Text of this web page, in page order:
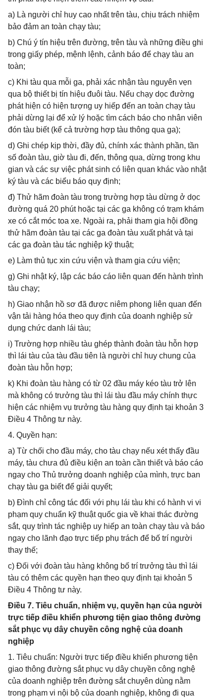
a) Là người chỉ huy cao nhất trên tàu, chịu trách nhiệm
bảo đảm an toàn chạy tàu;
b) Chú ý tín hiệu trên đường, trên tàu và những điều ghi
trong giấy phép, mệnh lệnh, cảnh báo để chạy tàu an
toàn;
c) Khi tàu qua mỗi ga, phải xác nhận tàu nguyên vẹn
qua bộ thiết bị tín hiệu đuôi tàu. Nếu chạy dọc đường
phát hiện có hiện tượng uy hiếp đến an toàn chạy tàu
phải dừng lại để xử lý hoặc tìm cách báo cho nhân viên
đón tàu biết (kể cả trường hợp tàu thông qua ga);
d) Ghi chép kịp thời, đầy đủ, chính xác thành phần, tần
số đoàn tàu, giờ tàu đi, đến, thông qua, dừng trong khu
gian và các sự việc phát sinh có liên quan khác vào nhật
ký tàu và các biểu báo quy định;
đ) Thử hãm đoàn tàu trong trường hợp tàu dừng ở dọc
đường quá 20 phút hoặc tại các ga không có trạm khám
xe có cắt móc toa xe. Ngoài ra, phải tham gia hội đồng
thử hãm đoàn tàu tại các ga đoàn tàu xuất phát và tại
các ga đoàn tàu tác nghiệp kỹ thuật;
e) Làm thủ tục xin cứu viện và tham gia cứu viện;
g) Ghi nhật ký, lập các báo cáo liên quan đến hành trình
tàu chạy;
h) Giao nhận hồ sơ đã được niêm phong liên quan đến
vận tải hàng hóa theo quy định của doanh nghiệp sử
dụng chức danh lái tàu;
i) Trường hợp nhiều tàu ghép thành đoàn tàu hỗn hợp
thì lái tàu của tàu đầu tiên là người chỉ huy chung của
đoàn tàu hỗn hợp;
k) Khi đoàn tàu hàng có từ 02 đầu máy kéo tàu trở lên
mà không có trưởng tàu thì lái tàu đầu máy chính thực
hiện các nhiệm vụ trưởng tàu hàng quy định tại khoản 3
Điều 4 Thông tư này.
4. Quyền hạn:
a) Từ chối cho đầu máy, cho tàu chạy nếu xét thấy đầu
máy, tàu chưa đủ điều kiện an toàn cần thiết và báo cáo
ngay cho Thủ trưởng doanh nghiệp của mình, trực ban
chạy tàu ga biết để giải quyết;
b) Đình chỉ công tác đối với phụ lái tàu khi có hành vi vi
phạm quy chuẩn kỹ thuật quốc gia về khai thác đường
sắt, quy trình tác nghiệp uy hiếp an toàn chạy tàu và báo
ngay cho lãnh đạo trực tiếp phụ trách để bố trí người
thay thế;
c) Đối với đoàn tàu hàng không bố trí trưởng tàu thì lái
tàu có thêm các quyền hạn theo quy định tại khoản 5
Điều 4 Thông tư này.
Điều 7. Tiêu chuẩn, nhiệm vụ, quyền hạn của người
trực tiếp điều khiển phương tiện giao thông đường
sắt phục vụ dây chuyền công nghệ của doanh
nghiệp
1. Tiêu chuẩn: Người trực tiếp điều khiển phương tiện
giao thông đường sắt phục vụ dây chuyền công nghệ
của doanh nghiệp trên đường sắt chuyên dùng nằm
trong phạm vi nội bộ của doanh nghiệp, không đi qua